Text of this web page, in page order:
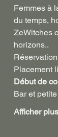
Femmes à
du temps,
ZeWitches
horizons..
Placement
Début de
Bar et
Afficher plus